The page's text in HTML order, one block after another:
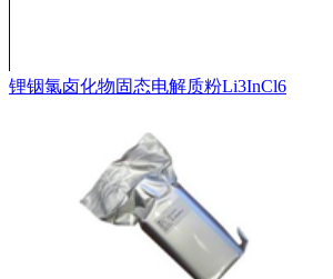
锂铟氯卤化物固态电解质粉Li3InCl6